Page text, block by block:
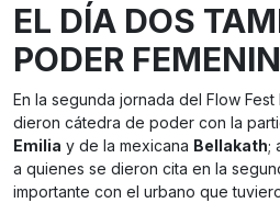
EL DÍA DOS
PODER
En la segunda jornada del Flow
dieron cátedra de poder con la
Emilia y de la mexicana Bellakath;
a quienes se dieron cita en la
importante con el urbano que